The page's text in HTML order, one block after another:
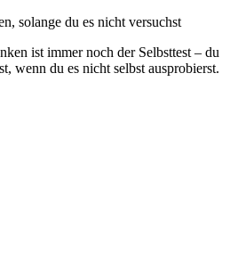
solange du es nicht versuchst
ist immer noch der Selbsttest – du
wenn du es nicht selbst ausprobierst.